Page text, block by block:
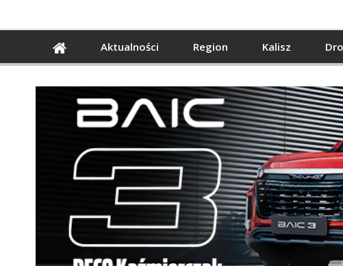
Aktualności Region Kalisz